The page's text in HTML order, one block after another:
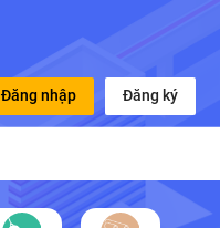
Đăng nhập Đăng ký